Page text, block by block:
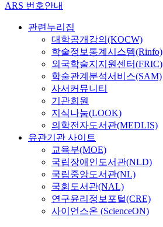
ARS 번호안내
관련누리집
대학공개강의(KOCW)
학술정보통계시스템(Rinfo)
외국학술지지원센터(FRIC)
학술관계분석서비스(SAM)
사서커뮤니티
기관회원
지식나눔(LOOK)
의학전자도서관(MEDLIS)
유관기관 사이트
교육부(MOE)
국립장애인도서관(NLD)
국립중앙도서관(NL)
국회도서관(NAL)
연구윤리정보포털(CRE)
사이언스온 (ScienceON)